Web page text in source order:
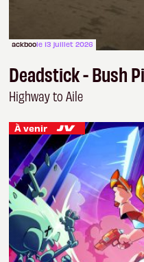
ackboole 13 juillet 2026
Deadstick - Bush
Highway to Aile
À venir